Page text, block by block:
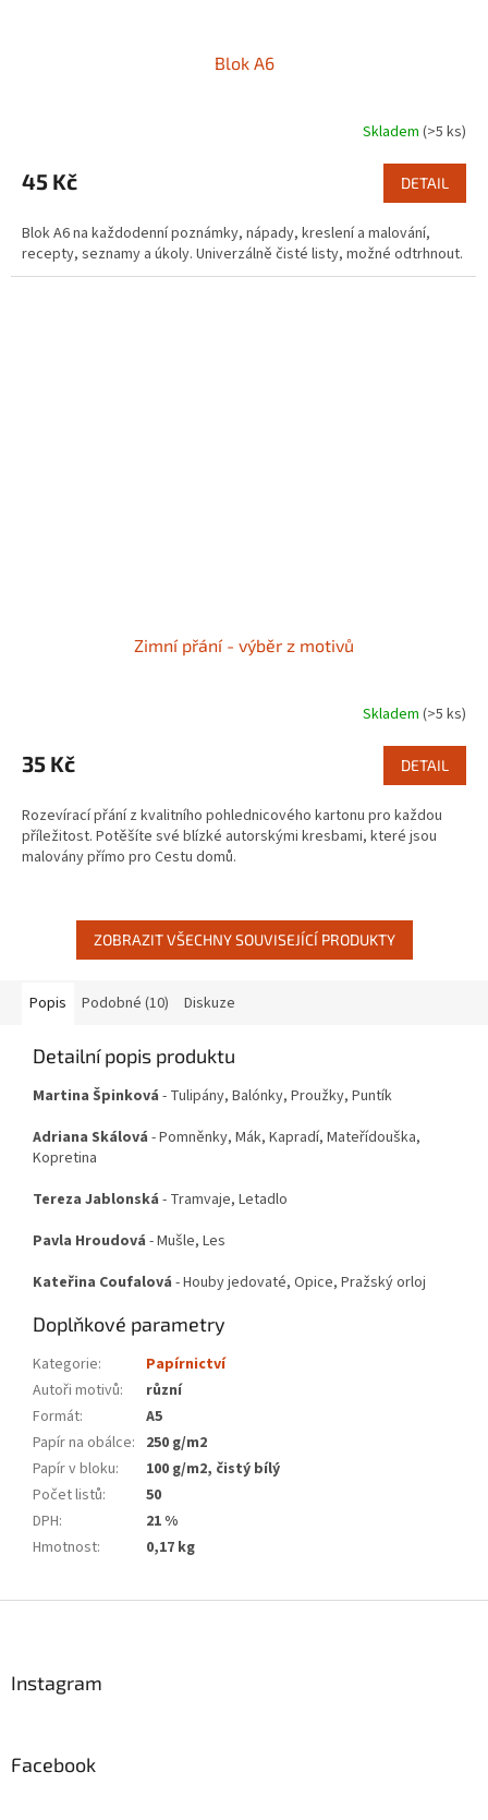
Blok A6
Skladem (>5 ks)
45 Kč DETAIL
Blok A6 na každodenní poznámky, nápady, kreslení a malování,
recepty, seznamy a úkoly. Univerzálně čisté listy, možné odtrhnout.
Zimní přání - výběr z motivů
Skladem (>5 ks)
35 Kč DETAIL
Rozevírací přání z kvalitního pohlednicového kartonu pro každou
příležitost. Potěšíte své blízké autorskými kresbami, které jsou
malovány přímo pro Cestu domů.
ZOBRAZIT VŠECHNY SOUVISEJÍCÍ PRODUKTY
Popis Podobné (10) Diskuze
Detailní popis produktu
Martina Špinková - Tulipány, Balónky, Proužky, Puntík
Adriana Skálová - Pomněnky, Mák, Kapradí, Mateřídouška,
Kopretina
Tereza Jablonská - Tramvaje, Letadlo
Pavla Hroudová - Mušle, Les
Kateřina Coufalová - Houby jedovaté, Opice, Pražský orloj
Doplňkové parametry
Kategorie:
Papírnictví
Autoři motivů:
různí
Formát:
A5
Papír na obálce: 250 g/m2
Papír v bloku:
100 g/m2, čistý bílý
Počet listů:
50
DPH:
21 %
Hmotnost: 0,17 kg
Instagram
Facebook